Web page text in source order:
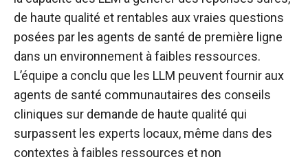
de haute qualité et rentables aux vraies questions
posées par les agents de santé de première ligne
dans un environnement à faibles ressources.
L’équipe a conclu que les LLM peuvent fournir aux
agents de santé communautaires des conseils
cliniques sur demande de haute qualité qui
surpassent les experts locaux, même dans des
contextes à faibles ressources et non